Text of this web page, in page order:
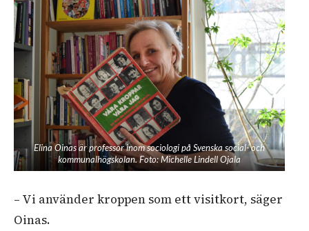
Elina Oinas är professor inom sociologi på Svenska social- och
kommunalhögskolan. Foto: Michelle Lindell Ojala
– Vi använder kroppen som ett visitkort, säger
Oinas.